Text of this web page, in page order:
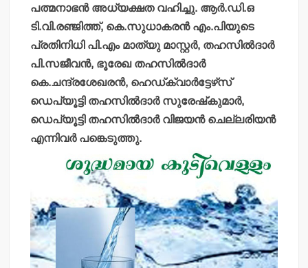
പത്മനാഭന്‍ അധ്യക്ഷത വഹിച്ചു. ആര്‍.ഡി.ഒ
ടി.വി.രഞ്ജിത്ത്, കെ.സുധാകരന്‍ എം.പിയുടെ
പ്രതിനിധി പി.എം മാത്യു മാസ്റ്റര്‍, തഹസില്‍ദാര്‍
പി.സജീവന്‍, ഭൂരേഖ തഹസില്‍ദാര്‍
കെ.ചന്ദ്രശേഖരന്‍, ഹെഡ്ക്വാര്‍ട്ടേഴ്‌സ്
ഡെപ്യൂട്ടി തഹസില്‍ദാര്‍ സുരേഷ്‌കുമാര്‍,
ഡെപ്യൂട്ടി തഹസില്‍ദാര്‍ വിജയന്‍ ചെല്ലരിയന്‍
എന്നിവര്‍ പങ്കെടുത്തു.